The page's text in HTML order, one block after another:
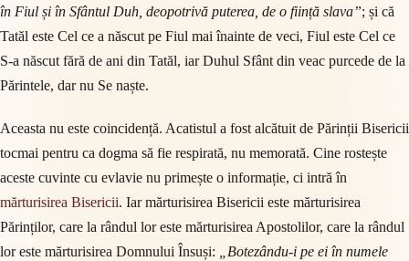
în Fiul și în Sfântul Duh, deopotrivă puterea, de o ființă slava”; și că
Tatăl este Cel ce a născut pe Fiul mai înainte de veci, Fiul este Cel ce
S-a născut fără de ani din Tatăl, iar Duhul Sfânt din veac purcede de la
Părintele, dar nu Se naște.
Aceasta nu este coincidență. Acatistul a fost alcătuit de Părinții Bisericii
tocmai pentru ca dogma să fie respirată, nu memorată. Cine rostește
aceste cuvinte cu evlavie nu primește o informație, ci intră în
mărturisirea Bisericii. Iar mărturisirea Bisericii este mărturisirea
Părinților, care la rândul lor este mărturisirea Apostolilor, care la rândul
lor este mărturisirea Domnului Însuși:
„Botezându-i pe ei în numele